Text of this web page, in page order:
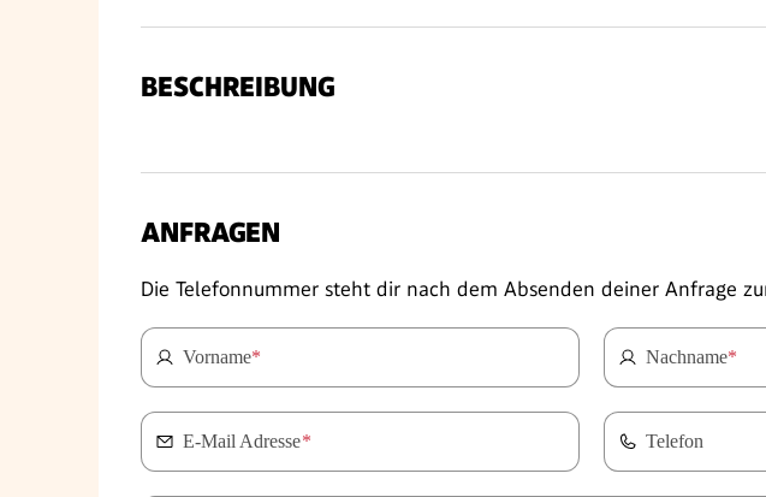
BESCHREIBUNG
ANFRAGEN
Die Telefonnummer steht dir nach dem Absenden deiner Anfrage
Vorname* Nachname*
E-Mail Adresse* Telefon